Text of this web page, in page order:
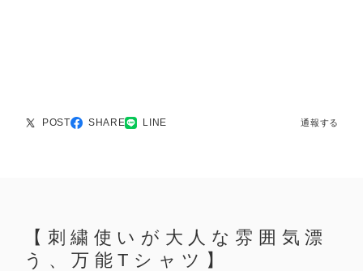
POST SHARE LINE 通報する
【刺繍使いが大人な雰囲気漂
う、万能Tシャツ】